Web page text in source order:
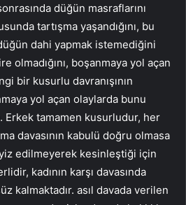
düğün masraflarını
tartışma yaşandığını, bu
dahi yapmak istemediğini
olmadığını, boşanmaya yol açan
bir kusurlu davranışının
yol açan olaylarda bunu
Erkek tamamen kusurludur, her
davasının kabulü doğru olmasa
edilmeyerek kesinleştiği için
kadının karşı davasında
kalmaktadır. asıl davada verilen